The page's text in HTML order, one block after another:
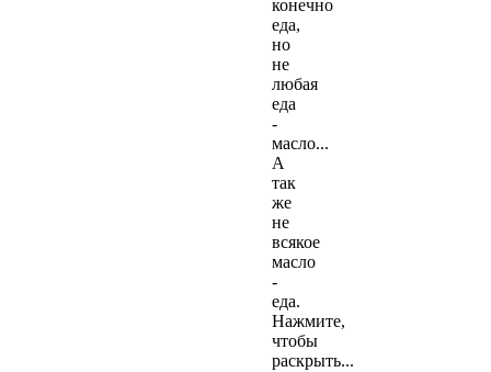
конечно
еда,
но
не
любая
еда
-
масло...
А
так
же
не
всякое
масло
-
еда.
Нажмите,
чтобы
раскрыть...